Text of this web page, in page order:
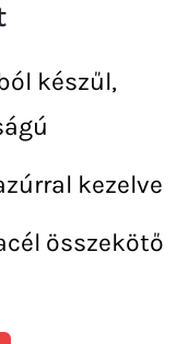
készűl,
kezelve
összekötő